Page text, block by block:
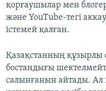
қорғаушылар мен
және YouTube-тегі
істемей қалған.
Қазақстанның құзырлы
бостандығы
салынғанын айтады. Ал